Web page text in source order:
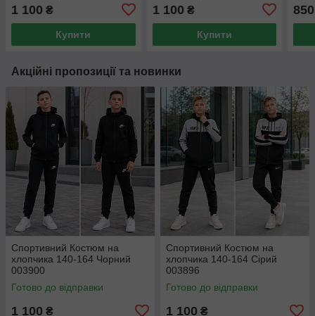
1 100 ₴
Купити
1 100 ₴
Купити
850
Акційні пропозиції та новинки
Спортивний Костюм на
хлопчика 140-164 Чорний
003900
Готово до відправки
1 100 ₴
Спортивний Костюм на
хлопчика 140-164 Сірий
003896
Готово до відправки
1 100 ₴